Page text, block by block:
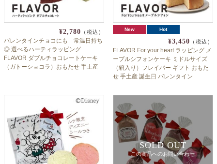
¥2,780 （税込）
バレンタインチョコにも 常温日持ち
◎ 選べるハーティラッピング
FLAVOR ダブルチョコレートケーキ
（ガトーショコラ）おもたせ 手土産
New Hot
¥3,450 （税込）
FLAVOR For your heart ラッピング メ
ープルシフォンケーキ ミドルサイズ
（箱入り）フレイバー ギフト おもた
せ 手土産 誕生日 バレンタイン
SOLD OUT
この商品へのお問い合わせ